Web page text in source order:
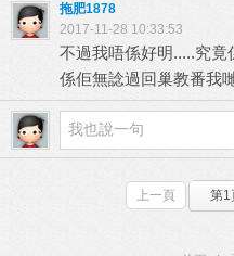
拖肥1878
2017-11-28 10:33:53
不過我唔係好明.....究
係佢無諗過回巢教番我
上一頁 第1